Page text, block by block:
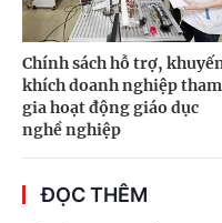
Chính sách hỗ trợ,
khích doanh nghiệp tham
gia hoạt động giáo dục
nghề nghiệp
ĐỌC THÊM